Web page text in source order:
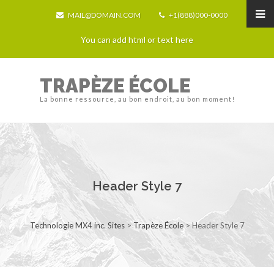
MAIL@DOMAIN.COM +1(888)000-0000
You can add html or text here
TRAPÈZE ÉCOLE
La bonne ressource, au bon endroit, au bon moment!
Header Style 7
Technologie MX4 inc. Sites>Trapèze École>Header Style 7